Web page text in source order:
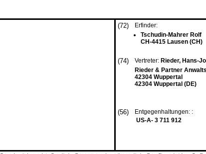
(72)
Erfinder:
Tschudin-Mahrer Rolf
CH-4415 Lausen (CH)
(74) Vertreter: Rieder, Hans-
Rieder & Partner
42304 Wuppertal
42304 Wuppertal (DE)
(56)
Entgegenhaltungen: :
US-A- 3 711 912